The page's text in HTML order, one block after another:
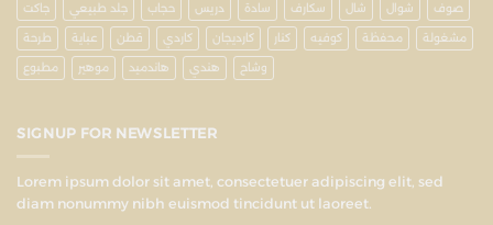
جاكت جلد طبيعي حجاب دريس سادة سكارف شال شوال صوف
طرحة عباية قطن كاردي كارديجان كنار كوفيه محفظة مشغولة
مطبوع موهير هاندميد هندي وشاح
SIGNUP FOR NEWSLETTER
Lorem ipsum dolor sit amet, consectetuer adipiscing elit, sed
diam nonummy nibh euismod tincidunt ut laoreet.